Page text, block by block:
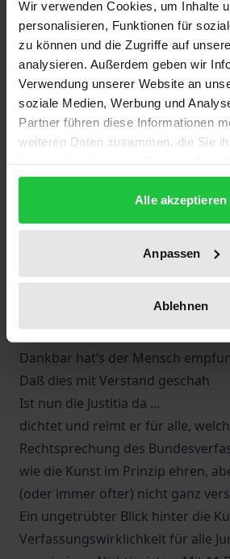
Wir verwenden Cookies, um Inhalte
personalisieren, Funktionen für
zu können und die Zugriffe auf
analysieren. Außerdem geben wir
Verwendung unserer Website an
soziale Medien, Werbung und
Partner führen diese Informationen
weiteren Daten zusammen, die Sie
gesammelt haben.
Alle akzeptieren
Anpassen
Ablehnen
deutschen Gerichts.
Mit der überspitzten Feder des
»Grundsätzliches« und
aufgearbeitet. Ebenso
Ungereimtes. Schließlich war der
kritischer Mitarbeiter bei einem
(ihm ist dieses Werk gewidmet),
Kunstfreiheit und bekannt durch
Ausgehend von der Erkenntnis
… Früher war’s der Philosoph,
Unverblümt die Wahrheit nannte.
Dankbar hat’s der Mensch
Daß dies mit Verstand geschah
Ist nun die Justitia da …
dichtet und reimt er für alle,
Rechtsprechung des
wie die Kunst im Prinzip ehren,
(oder immer öfter) nicht ganz
Ein ungetrübter Blick hinter die
Verfassungswirklichkeit für alle